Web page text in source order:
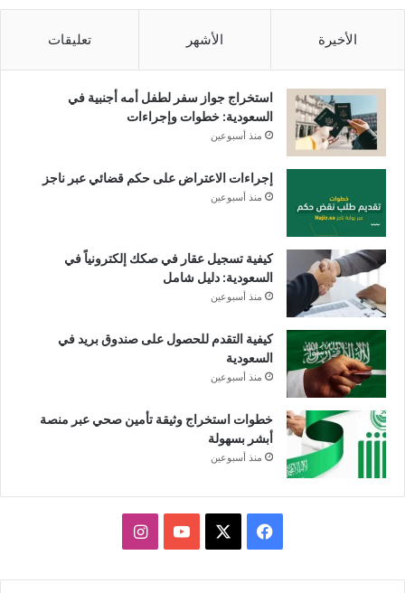
الأخيرة الأشهر تعليقات
استخراج جواز سفر لطفل أمه أجنبية في
السعودية: خطوات وإجراءات
منذ أسبوعين
إجراءات الاعتراض على حكم قضائي عبر ناجز
منذ أسبوعين
كيفية تسجيل عقار في صكك إلكترونياً في
السعودية: دليل شامل
منذ أسبوعين
كيفية التقدم للحصول على صندوق بريد في
السعودية
منذ أسبوعين
خطوات استخراج وثيقة تأمين صحي عبر منصة
أبشر بسهولة
منذ أسبوعين
فيسبوك يوتيوبانستقرام